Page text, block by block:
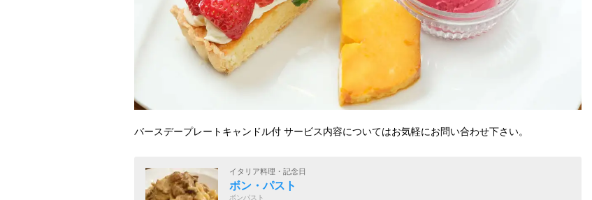
バースデープレートキャンドル付 サービス内容についてはお気軽にお問い合わせ下さい。
イタリア料理・記念日
ボン・パスト
ボンパスト